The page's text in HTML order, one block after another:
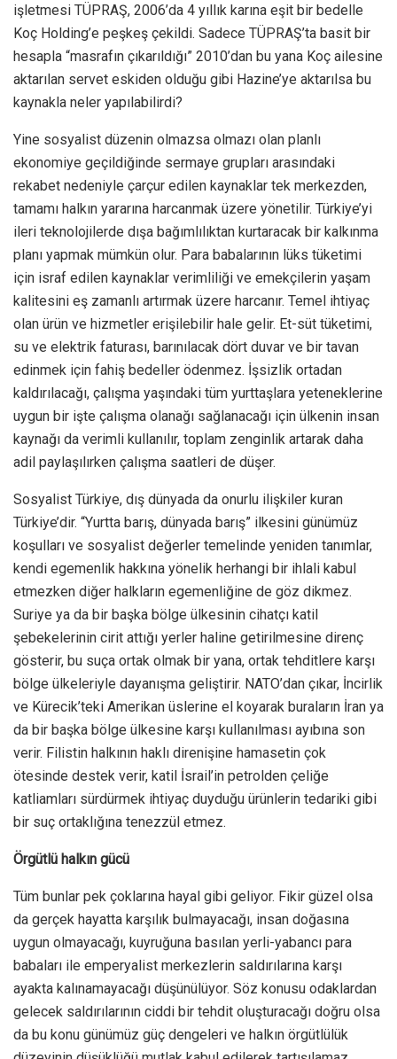
işletmesi TÜPRAŞ, 2006’da 4 yıllık karına eşit bir bedelle
Koç Holding’e peşkeş çekildi. Sadece TÜPRAŞ’ta basit bir
hesapla “masrafın çıkarıldığı” 2010’dan bu yana Koç ailesine
aktarılan servet eskiden olduğu gibi Hazine’ye aktarılsa bu
kaynakla neler yapılabilirdi?
Yine sosyalist düzenin olmazsa olmazı olan planlı
ekonomiye geçildiğinde sermaye grupları arasındaki
rekabet nedeniyle çarçur edilen kaynaklar tek merkezden,
tamamı halkın yararına harcanmak üzere yönetilir. Türkiye’yi
ileri teknolojilerde dışa bağımlılıktan kurtaracak bir kalkınma
planı yapmak mümkün olur. Para babalarının lüks tüketimi
için israf edilen kaynaklar verimliliği ve emekçilerin yaşam
kalitesini eş zamanlı artırmak üzere harcanır. Temel ihtiyaç
olan ürün ve hizmetler erişilebilir hale gelir. Et-süt tüketimi,
su ve elektrik faturası, barınılacak dört duvar ve bir tavan
edinmek için fahiş bedeller ödenmez. İşsizlik ortadan
kaldırılacağı, çalışma yaşındaki tüm yurttaşlara yeteneklerine
uygun bir işte çalışma olanağı sağlanacağı için ülkenin insan
kaynağı da verimli kullanılır, toplam zenginlik artarak daha
adil paylaşılırken çalışma saatleri de düşer.
Sosyalist Türkiye, dış dünyada da onurlu ilişkiler kuran
Türkiye’dir. “Yurtta barış, dünyada barış” ilkesini günümüz
koşulları ve sosyalist değerler temelinde yeniden tanımlar,
kendi egemenlik hakkına yönelik herhangi bir ihlali kabul
etmezken diğer halkların egemenliğine de göz dikmez.
Suriye ya da bir başka bölge ülkesinin cihatçı katil
şebekelerinin cirit attığı yerler haline getirilmesine direnç
gösterir, bu suça ortak olmak bir yana, ortak tehditlere karşı
bölge ülkeleriyle dayanışma geliştirir. NATO’dan çıkar, İncirlik
ve Kürecik’teki Amerikan üslerine el koyarak buraların İran ya
da bir başka bölge ülkesine karşı kullanılması ayıbına son
verir. Filistin halkının haklı direnişine hamasetin çok
ötesinde destek verir, katil İsrail’in petrolden çeliğe
katliamları sürdürmek ihtiyaç duyduğu ürünlerin tedariki gibi
bir suç ortaklığına tenezzül etmez.
Örgütlü halkın gücü
Tüm bunlar pek çoklarına hayal gibi geliyor. Fikir güzel olsa
da gerçek hayatta karşılık bulmayacağı, insan doğasına
uygun olmayacağı, kuyruğuna basılan yerli-yabancı para
babaları ile emperyalist merkezlerin saldırılarına karşı
ayakta kalınamayacağı düşünülüyor. Söz konusu odaklardan
gelecek saldırılarının ciddi bir tehdit oluşturacağı doğru olsa
da bu konu günümüz güç dengeleri ve halkın örgütlülük